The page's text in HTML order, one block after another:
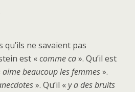
ne savaient pas
est «comme ca». Qu’il est
aime beaucoup les femmes».
». Qu’il «y a des bruits